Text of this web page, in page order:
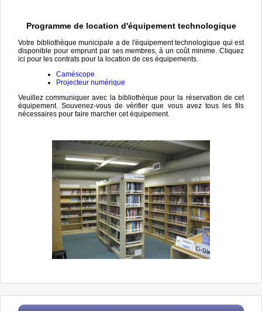
Programme de location d'équipement technologique
Votre bibliothèque municipale a de l'équipement technologique qui est
disponible pour emprunt par ses membres, à un coût minime. Cliquez
ici pour les contrats pour la location de ces équipements.
Caméscope
Projecteur numérique
Veuillez communiquer avec la bibliothèque pour la réservation de cet
équipement. Souvenez-vous de vérifier que vous avez tous les fils
nécessaires pour faire marcher cet équipement.